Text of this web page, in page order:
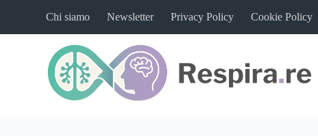
l
Chi siamo Newsletter Privacy Policy Cookie Policy